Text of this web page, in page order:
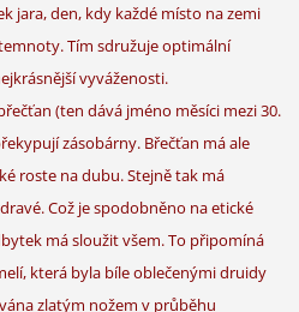
jara, den, kdy každé místo na zemi
Tím sdružuje optimální
vyváženosti.
(ten dává jméno měsíci mezi 30.
zásobárny. Břečťan má ale
roste na dubu. Stejně tak má
Což je spodobněno na etické
má sloužit všem. To připomíná
která byla bíle oblečenými druidy
zlatým nožem v průběhu